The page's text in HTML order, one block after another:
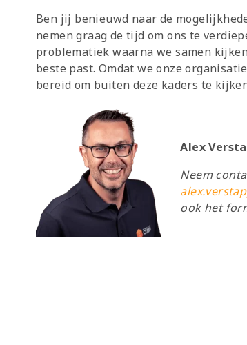
Ben jij benieuwd naar de
nemen graag de tijd om ons te
problematiek waarna we samen
beste past. Omdat we onze
bereid om buiten deze kaders te
Alex
Neem
ook het